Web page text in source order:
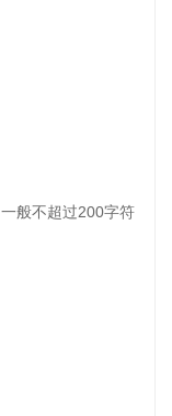
一般不超过200字符